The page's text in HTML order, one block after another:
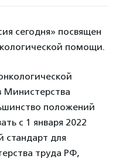
сегодня» посвящен
помощи.
Министерства
положений
с 1 января 2022
стандарт для
труда РФ,